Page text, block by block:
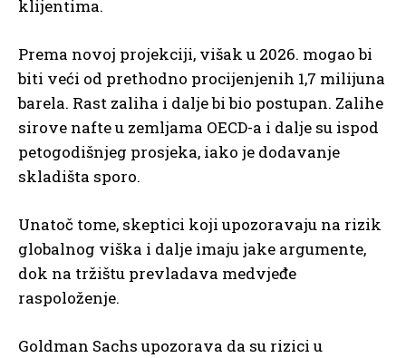
klijentima.
Prema novoj projekciji, višak u 2026. mogao bi
biti veći od prethodno procijenjenih 1,7 milijuna
barela. Rast zaliha i dalje bi bio postupan. Zalihe
sirove nafte u zemljama OECD-a i dalje su ispod
petogodišnjeg prosjeka, iako je dodavanje
skladišta sporo.
Unatoč tome, skeptici koji upozoravaju na rizik
globalnog viška i dalje imaju jake argumente,
dok na tržištu prevladava medvjeđe
raspoloženje.
Goldman Sachs upozorava da su rizici u